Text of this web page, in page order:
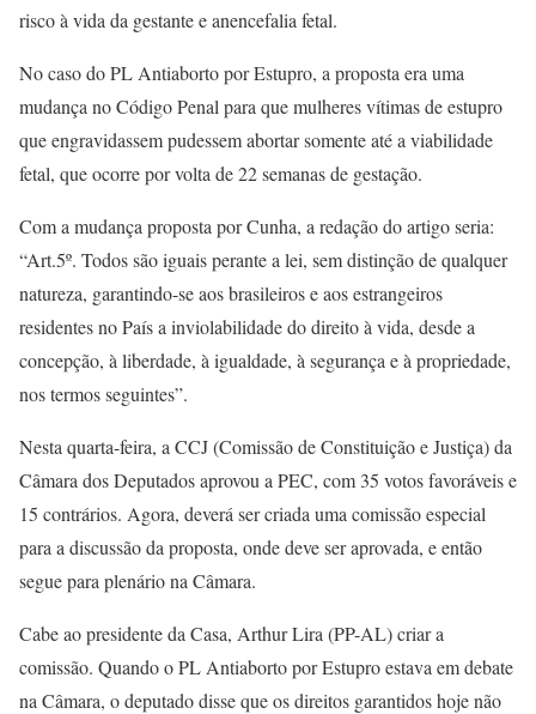
risco à vida da gestante e anencefalia fetal.
No caso do PL Antiaborto por Estupro, a proposta era uma
mudança no Código Penal para que mulheres vítimas de estupro
que engravidassem pudessem abortar somente até a viabilidade
fetal, que ocorre por volta de 22 semanas de gestação.
Com a mudança proposta por Cunha, a redação do artigo seria:
“Art.5º. Todos são iguais perante a lei, sem distinção de qualquer
natureza, garantindo-se aos brasileiros e aos estrangeiros
residentes no País a inviolabilidade do direito à vida, desde a
concepção, à liberdade, à igualdade, à segurança e à propriedade,
nos termos seguintes”.
Nesta quarta-feira, a CCJ (Comissão de Constituição e Justiça) da
Câmara dos Deputados aprovou a PEC, com 35 votos favoráveis e
15 contrários. Agora, deverá ser criada uma comissão especial
para a discussão da proposta, onde deve ser aprovada, e então
segue para plenário na Câmara.
Cabe ao presidente da Casa, Arthur Lira (PP-AL) criar a
comissão. Quando o PL Antiaborto por Estupro estava em debate
na Câmara, o deputado disse que os direitos garantidos hoje não